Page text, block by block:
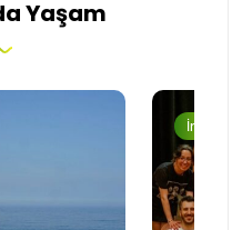
Yaşam
İrlanda